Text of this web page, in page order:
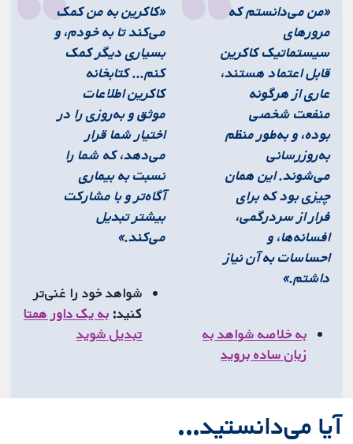
«من می‌دانستم که
مرورهای
سیستماتیک کاکرین
قابل اعتماد هستند،
عاری از هرگونه
منفعت شخصی
بوده، و به‌طور منظم
به‌روزرسانی
می‌شوند. این همان
چیزی بود که برای
فرار از سردرگمی،
افسانه‌ها، و
احساسات به آن نیاز
داشتم.»
به خلاصه شواهد به
زبان ساده بروید
«کاکرین به من کمک
می‌کند تا به خودم، و
بسیاری دیگر کمک
کنم... کتابخانه
کاکرین اطلاعات
موثق و به‌روزی را در
اختیار شما قرار
می‌دهد، که شما را
نسبت به بیماری
آگاه‌تر و با مشارکت
بیشتر تبدیل
می‌کند.»
شواهد خود را غنی‌تر
کنید: به یک داور همتا
تبدیل شوید
آیا می‌دانستید...